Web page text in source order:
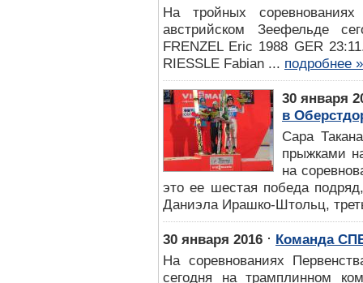
На тройных
австрийском Зеефельде
FRENZEL Eric 1988 GER
RIESSLE Fabian ... подробнее »
30 января
в
Сара
прыжками
на
это ее шестая победа
Даниэла Ирашко-Штольц,
30 января 2016 ⋅ Команда
На соревнованиях
сегодня на трамплинном